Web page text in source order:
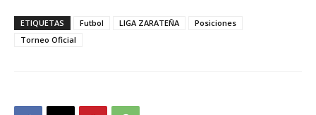
ETIQUETAS Futbol LIGA ZARATEÑA
Posiciones
Torneo Oficial